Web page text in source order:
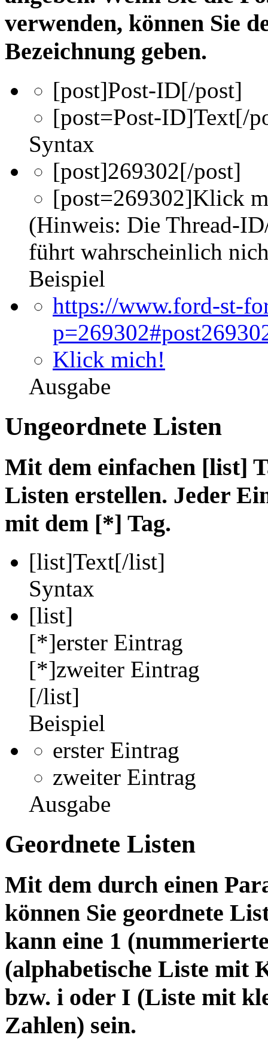
verwenden, können Sie
Bezeichnung geben.
[post]Post-ID[/post]
[post=Post-ID]Text[/
Syntax
[post]269302[/post]
[post=269302]Klick
(Hinweis: Die Thread-
führt wahrscheinlich
Beispiel
https://www.ford-st-
Klick mich!
Ausgabe
Ungeordnete Listen
Mit dem einfachen [list]
Listen erstellen. Jeder
mit dem [*] Tag.
[list]Text[/list]
Syntax
[list]
[*]erster Eintrag
[*]zweiter Eintrag
[/list]
Beispiel
erster Eintrag
zweiter Eintrag
Ausgabe
Geordnete Listen
Mit dem durch einen
können Sie geordnete
kann eine 1
(alphabetische Liste mit
bzw. i oder I (Liste mit
Zahlen) sein.